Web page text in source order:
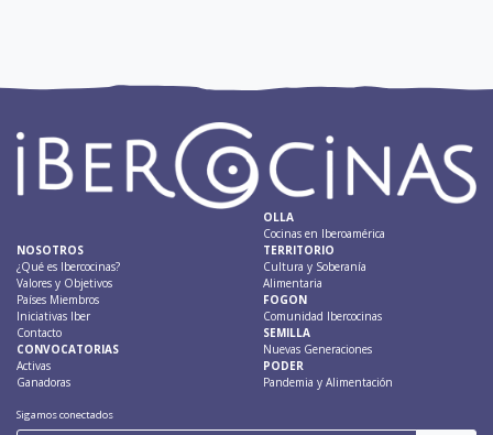
NOSOTROS
¿Qué es Ibercocinas?
Valores y Objetivos
Países Miembros
Iniciativas Iber
Contacto
CONVOCATORIAS
Activas
Ganadoras
OLLA
Cocinas en Iberoamérica
TERRITORIO
Cultura y Soberanía
Alimentaria
FOGON
Comunidad Ibercocinas
SEMILLA
Nuevas Generaciones
PODER
Pandemia y Alimentación
Sigamos conectados